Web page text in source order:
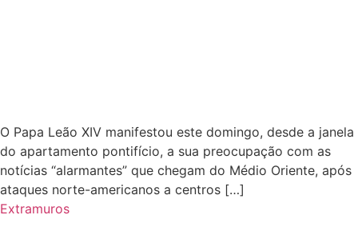
O Papa Leão XIV manifestou este domingo, desde a janela
do apartamento pontifício, a sua preocupação com as
notícias “alarmantes” que chegam do Médio Oriente, após
ataques norte-americanos a centros […]
Extramuros